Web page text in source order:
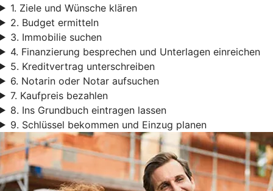
1. Ziele und Wünsche klären
2. Budget ermitteln
3. Immobilie suchen
4. Finanzierung besprechen und Unterlagen einreichen
5. Kreditvertrag unterschreiben
6. Notarin oder Notar aufsuchen
7. Kaufpreis bezahlen
8. Ins Grundbuch eintragen lassen
9. Schlüssel bekommen und Einzug planen